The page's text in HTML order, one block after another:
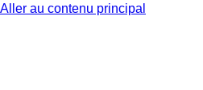
Aller au contenu principal